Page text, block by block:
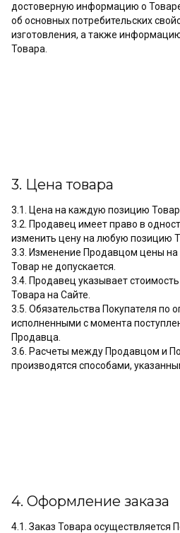
достоверную информацию о
об основных потребительских
изготовления, а также
Товара.
3. Цена товара
3.1. Цена на каждую позицию
3.2. Продавец имеет право в
изменить цену на любую позицию
3.3. Изменение Продавцом цены
Товар не допускается.
3.4. Продавец указывает
Товара на Сайте.
3.5. Обязательства Покупателя по
исполненными с момента
Продавца.
3.6. Расчеты между Продавцом и
производятся способами,
4. Оформление заказа
4.1. Заказ Товара осуществляется